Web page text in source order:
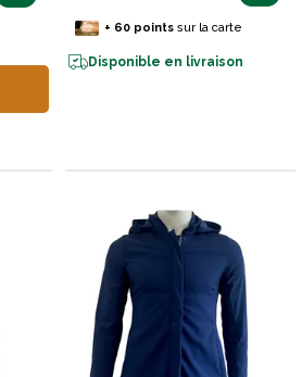
+ 60pointssur la carte
Disponible en livraison